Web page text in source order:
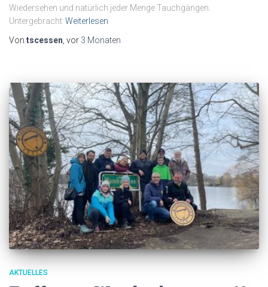
Wiedersehen und natürlich jeder Menge Tauchgängen.
Untergebracht Weiterlesen
Von tscessen , vor 3 Monaten
AKTUELLES